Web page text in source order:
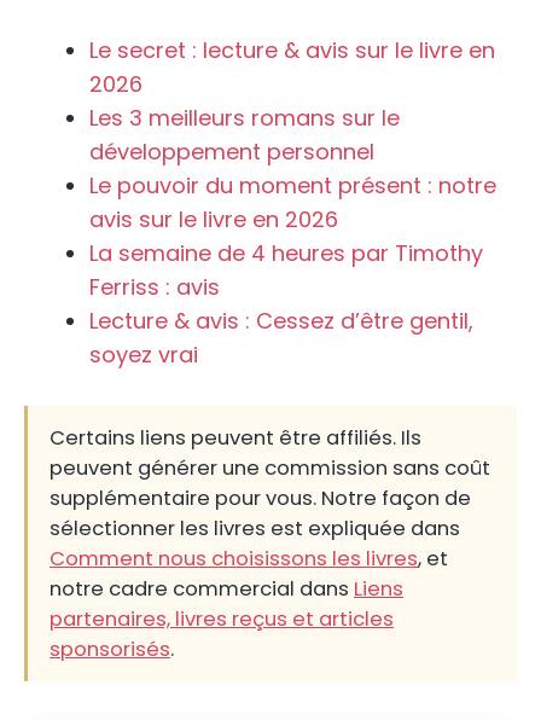
Le secret : lecture & avis sur le livre en
2026
Les 3 meilleurs romans sur le
développement personnel
Le pouvoir du moment présent : notre
avis sur le livre en 2026
La semaine de 4 heures par Timothy
Ferriss : avis
Lecture & avis : Cessez d’être gentil,
soyez vrai
Certains liens peuvent être affiliés. Ils
peuvent générer une commission sans coût
supplémentaire pour vous. Notre façon de
sélectionner les livres est expliquée dans
Comment nous choisissons les livres, et
notre cadre commercial dans Liens
partenaires, livres reçus et articles
sponsorisés.